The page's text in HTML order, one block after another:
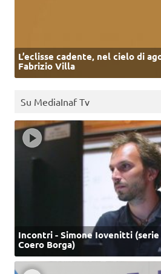
L’eclisse cadente, nel cielo di
Fabrizio Villa
Su MediaInaf Tv
Incontri - Simone Iovenitti (serie
Coero Borga)